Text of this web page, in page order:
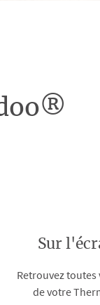
Sur
Retrouvez toutes
de votre